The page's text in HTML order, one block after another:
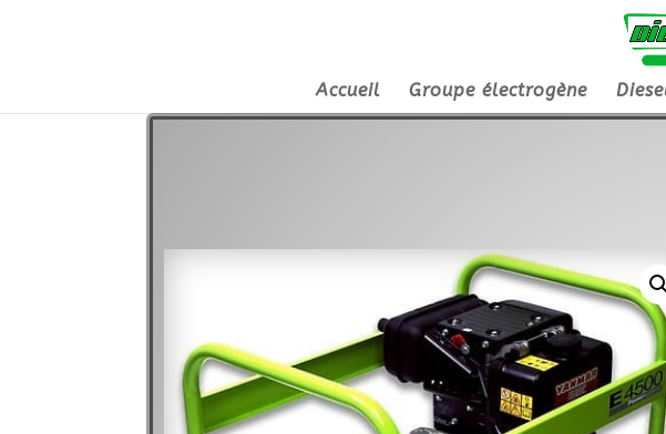
Accueil Groupe électrogène